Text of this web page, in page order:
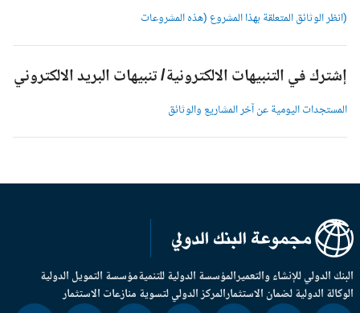
(انظر الوثائق المتعلقة بهذا المشروع (هذه المشروعات
إشترك في التنبيهات الالكترونية/ تنبيهات البريد الالكتروني
المستجدات اليومية عن آخر المشاريع والوثائق
الدولي للإنشاء والتعميرالمؤسسة الدولية للتنميةمؤسسة التمويل الدولية
الدولية لضمان الاستثمارالمركز الدولي لتسوية منازعات الاستثمار